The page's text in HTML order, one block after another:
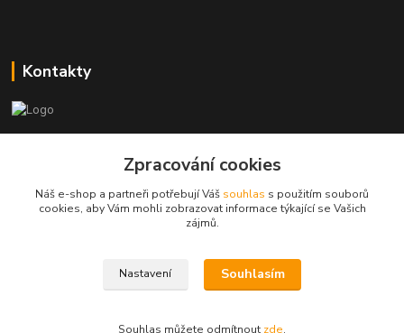
Kontakty
elektro@beatman.cz
Zpracování cookies
Náš e-shop a partneři potřebují Váš souhlas s použitím souborů
cookies, aby Vám mohli zobrazovat informace týkající se Vašich
zájmů.
Nastavení Souhlasím
Souhlas můžete odmítnout zde.